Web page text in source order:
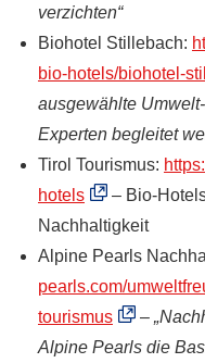
verzichten“
Biohotel Stillebach:
bio-hotels/biohotel-
ausgewählte
Experten begleitet
Tirol Tourismus:
hotels
– Bio-
Nachhaltigkeit
Alpine Pearls
pearls.com/
tourismus
–
Alpine Pearls die